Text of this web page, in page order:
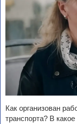
Как организован
транспорта? В